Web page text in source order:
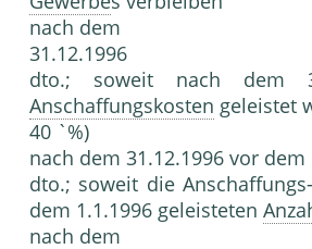
nach dem
31.12.1996
dto.; soweit nach dem
Anschaffungskosten geleistet
40 `%)
nach dem 31.12.1996 vor dem
dto.; soweit die
dem 1.1.1996 geleisteten
nach dem